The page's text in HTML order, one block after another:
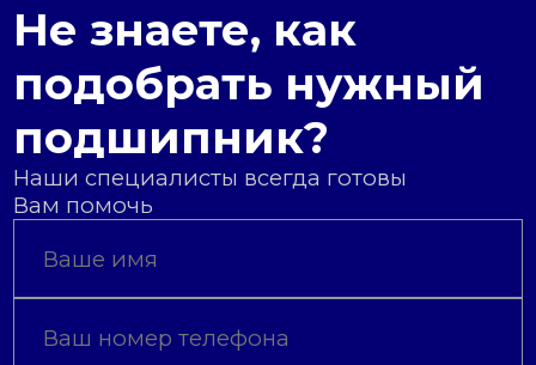
Не знаете, как
подобрать нужный
подшипник?
Наши специалисты всегда готовы
Вам помочь